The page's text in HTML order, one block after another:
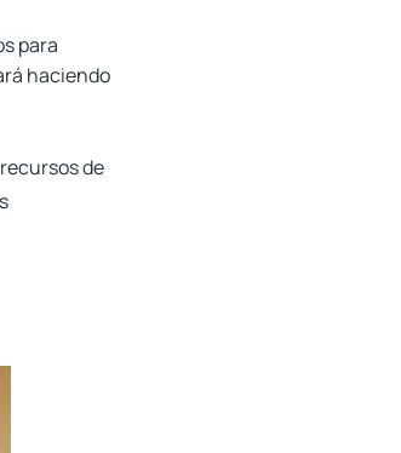
para
haciendo
de